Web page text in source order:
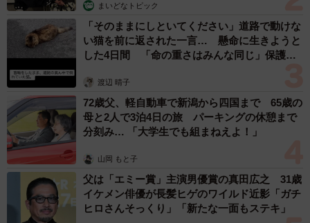
まいどなトピック
「そのままにしといてください」道路で動けな
い猫を前に返された一言… 懸命に生きようと
した4日間 「命の重さはみんな同じ」保護団
渡辺 晴子
72歳父、軽自動車で新潟から四国まで 65歳の
母と2人で3泊4日の旅 パーキングの休憩まで
分刻み… 「大学生でも組まねえよ！」
山岡 もと子
父は「エミー賞」主演男優賞の真田広之 31歳
イケメン俳優が長髪ヒゲのワイルド近影「ガチ
ヒロさんそっくり」「新たな一面もステキ」